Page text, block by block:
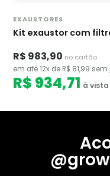
EXAUSTORES
Kit exaustor com
R$ 983,90 no cartão
em até 12x de R$ 81,99 sem
R$ 934,71 à vista